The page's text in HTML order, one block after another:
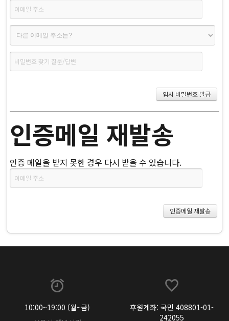
인증메일 재발송
인증 메일을 받지 못한 경우 다시 받을 수 있습니다.
10:00~19:00 (월~금)
후원계좌: 국민 408801-01-
242055